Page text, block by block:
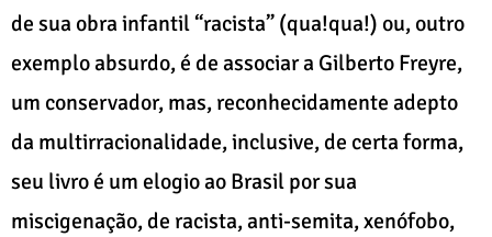
de sua obra infantil “racista” (qua!qua!) ou, outro
exemplo absurdo, é de associar a Gilberto Freyre,
um conservador, mas, reconhecidamente adepto
da multirracionalidade, inclusive, de certa forma,
seu livro é um elogio ao Brasil por sua
miscigenação, de racista, anti-semita, xenófobo,